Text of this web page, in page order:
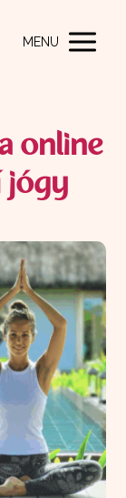
MENU
online
jógy